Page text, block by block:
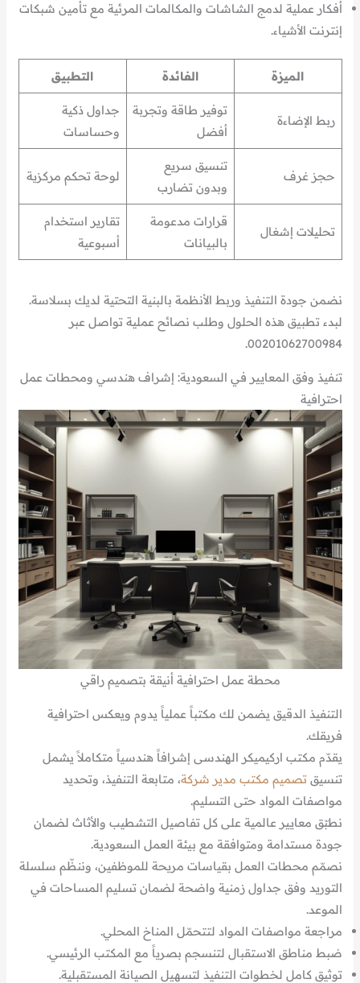
أفكار عملية لدمج الشاشات والمكالمات المرئية مع تأمين شبكات
إنترنت الأشياء.
الميزة الفائدة التطبيق
ربط الإضاءة
توفير طاقة وتجربة
أفضل
جداول ذكية
وحساسات
حجز غرف
تنسيق سريع
وبدون تضارب
لوحة تحكم مركزية
تحليلات إشغال
قرارات مدعومة
بالبيانات
تقارير استخدام
أسبوعية
نضمن جودة التنفيذ وربط الأنظمة بالبنية التحتية لديك بسلاسة.
لبدء تطبيق هذه الحلول وطلب نصائح عملية تواصل عبر
00201062700984.
تنفيذ وفق المعايير في السعودية: إشراف هندسي ومحطات عمل
احترافية
محطة عمل احترافية أنيقة بتصميم راقي
التنفيذ الدقيق يضمن لك مكتباً عملياً يدوم ويعكس احترافية
فريقك.
يقدّم مكتب اركيميكر الهندسى إشرافاً هندسياً متكاملاً يشمل
تنسيقتصميم مكتب مدير شركة، متابعة التنفيذ، وتحديد
مواصفات المواد حتى التسليم.
نطبّق معايير عالمية على كل تفاصيل التشطيب والأثاث لضمان
جودة مستدامة ومتوافقة مع بيئة العمل السعودية.
نصمّم محطات العمل بقياسات مريحة للموظفين، وننظّم سلسلة
التوريد وفق جداول زمنية واضحة لضمان تسليم المساحات في
الموعد.
مراجعة مواصفات المواد لتتحمّل المناخ المحلي.
ضبط مناطق الاستقبال لتنسجم بصرياً مع المكتب الرئيسي.
توثيق كامل لخطوات التنفيذ لتسهيل الصيانة المستقبلية.